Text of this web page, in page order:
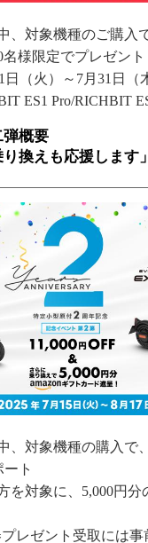
、対象機種のご購入
様限定でプレゼント
日（火）～7月31日（
ES1 Pro/RICHBIT
弾概要
り換えも応援します
、対象機種の購入で
ト
を対象に、5,000円分
レゼント受取には事